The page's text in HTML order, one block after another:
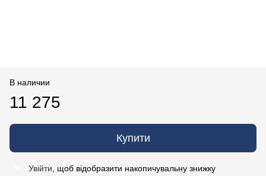
В наличии
11 275
Купити
Увійти , щоб відобразити накопичувальну знижку